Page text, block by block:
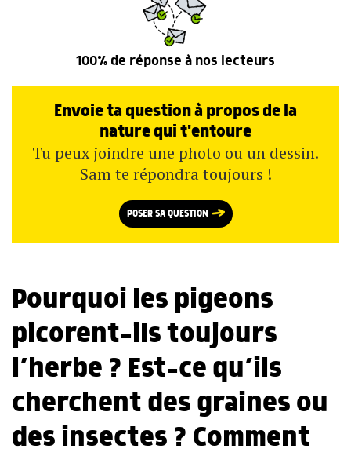
100% de réponse à nos lecteurs
Envoie ta question à propos de la
nature qui t'entoure
Tu peux joindre une photo ou un dessin.
Sam te répondra toujours !
POSER SA QUESTION
Pourquoi les pigeons
picorent-ils toujours
l’herbe ? Est-ce qu’ils
cherchent des graines ou
des insectes ? Comment